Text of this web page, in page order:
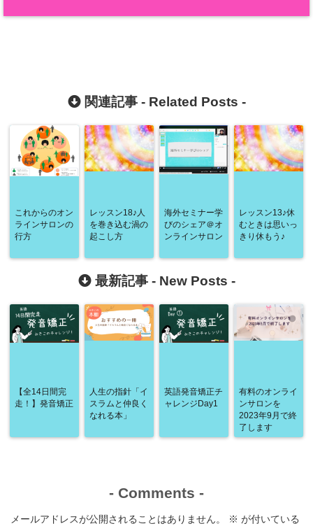
関連記事 - Related Posts -
これからのオン
ラインサロンの
行方
レッスン18♪人
を巻き込む渦の
起こし方
海外セミナー学
びのシェア＠オ
ンラインサロン
レッスン13♪休
むときは思いっ
きり休もう♪
最新記事 - New Posts -
【全14日間完
走！】発音矯正
人生の指針「イ
スラムと仲良く
なれる本」
英語発音矯正チ
ャレンジDay1
有料のオンライ
ンサロンを
2023年9月で終
了します
- Comments -
メールアドレスが公開されることはありません。 ※ が付いている